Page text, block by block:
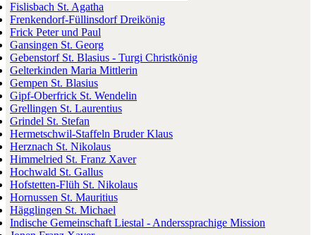
Fislisbach St. Agatha
Frenkendorf-Füllinsdorf Dreikönig
Frick Peter und Paul
Gansingen St. Georg
Gebenstorf St. Blasius - Turgi Christkönig
Gelterkinden Maria Mittlerin
Gempen St. Blasius
Gipf-Oberfrick St. Wendelin
Grellingen St. Laurentius
Grindel St. Stefan
Hermetschwil-Staffeln Bruder Klaus
Herznach St. Nikolaus
Himmelried St. Franz Xaver
Hochwald St. Gallus
Hofstetten-Flüh St. Nikolaus
Hornussen St. Mauritius
Hägglingen St. Michael
Indische Gemeinschaft Liestal - Anderssprachige Mission